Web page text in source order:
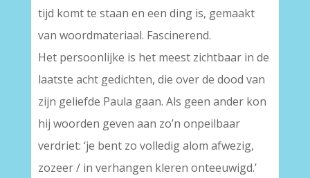
tijd komt te staan en een ding is, gemaakt
van woordmateriaal. Fascinerend.
Het persoonlijke is het meest zichtbaar in de
laatste acht gedichten, die over de dood van
zijn geliefde Paula gaan. Als geen ander kon
hij woorden geven aan zo’n onpeilbaar
verdriet: ‘je bent zo volledig alom afwezig,
zozeer / in verhangen kleren onteeuwigd.’